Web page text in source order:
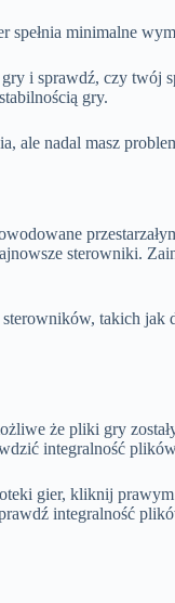
minimalne
i sprawdź, czy twój
gry.
ale nadal masz
sterowniki.
takich
że pliki gry
integralność
gier, kliknij
integralność